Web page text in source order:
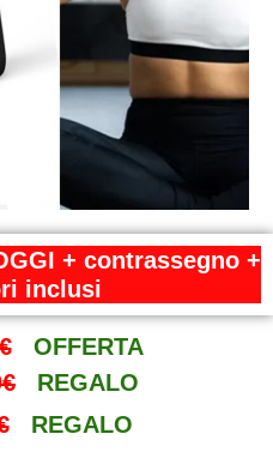
+ contrassegno +
inclusi
OFFERTA
REGALO
REGALO